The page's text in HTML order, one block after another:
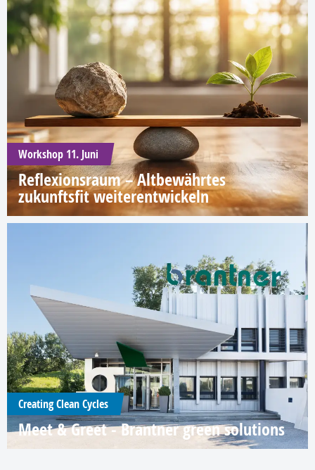
Workshop 11. Juni
Reflexionsraum – Altbewährtes
zukunftsfit weiterentwickeln
Creating Clean Cycles
Meet & Greet - Brantner green solutions